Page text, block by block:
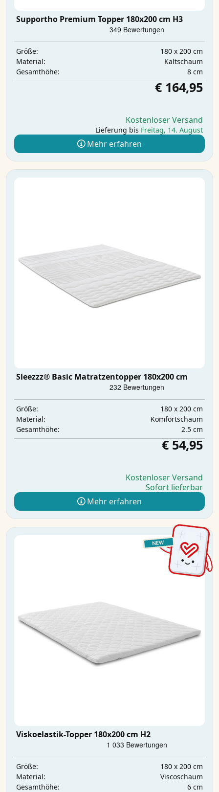
Supportho Premium Topper 180x200 cm H3
Größe:
180 x 200 cm
Material:
Kaltschaum
Gesamthöhe:
8 cm
€ 164,95
Kostenloser Versand
Lieferung bis Freitag, 14. August
Mehr erfahren
Sleezzz® Basic Matratzentopper 180x200 cm
Größe:
180 x 200 cm
Material:
Komfortschaum
Gesamthöhe:
2.5 cm
€ 54,95
Kostenloser Versand
Sofort lieferbar
Mehr erfahren
Viskoelastik-Topper 180x200 cm H2
Größe:
180 x 200 cm
Material:
Viscoschaum
Gesamthöhe:
6 cm